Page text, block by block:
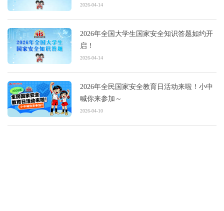
2026-04-14
2026年全国大学生国家安全知识答题如约开
启！
2026-04-14
2026年全民国家安全教育日活动来啦！小中
喊你来参加～
2026-04-10